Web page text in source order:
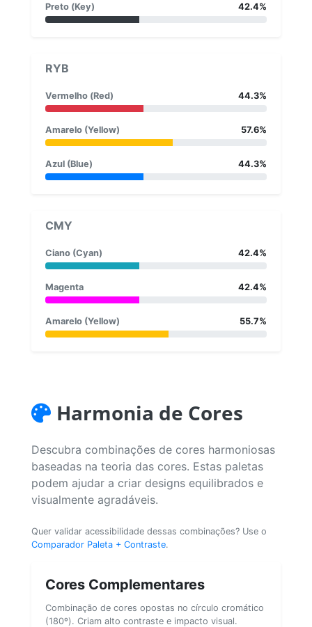
Preto (Key) 42.4%
RYB
Vermelho (Red) 44.3%
Amarelo (Yellow) 57.6%
Azul (Blue) 44.3%
CMY
Ciano (Cyan) 42.4%
Magenta 42.4%
Amarelo (Yellow) 55.7%
Harmonia de Cores
Descubra combinações de cores harmoniosas
baseadas na teoria das cores. Estas paletas
podem ajudar a criar designs equilibrados e
visualmente agradáveis.
Quer validar acessibilidade dessas combinações? Use o
Comparador Paleta + Contraste.
Cores Complementares
Combinação de cores opostas no círculo cromático
(180º). Criam alto contraste e impacto visual.